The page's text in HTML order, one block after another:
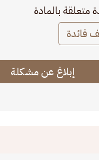
متعلقة بالمادة
فائدة
إبلاغ عن مشكلة